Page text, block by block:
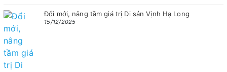
Đổi mới, nâng tầm giá trị Di sản Vịnh Hạ Long
15/12/2025